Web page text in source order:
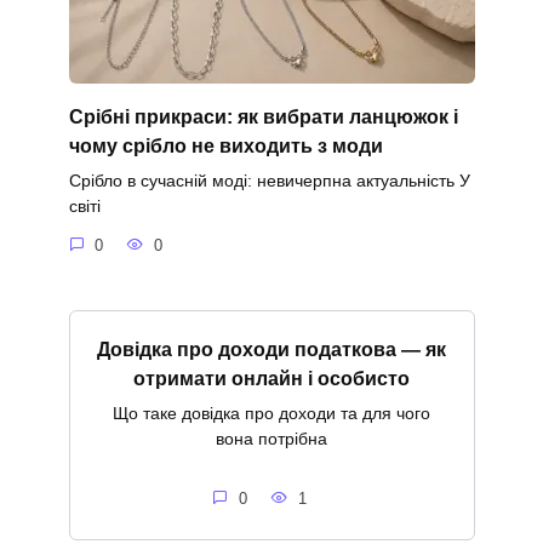
Срібні прикраси: як вибрати ланцюжок і
чому срібло не виходить з моди
Срібло в сучасній моді: невичерпна актуальність У
світі
0 0
Довідка про доходи податкова — як
отримати онлайн і особисто
Що таке довідка про доходи та для чого
вона потрібна
0 1